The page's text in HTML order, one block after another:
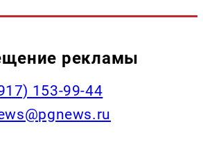
рекламы
153-99-44